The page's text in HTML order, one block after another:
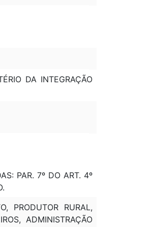
DA INTEGRAÇÃO
PAR. 7º DO ART. 4º
PRODUTOR RURAL,
ADMINISTRAÇÃO